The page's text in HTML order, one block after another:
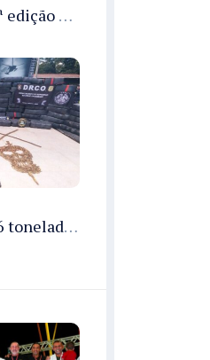
Sejusc participa da 5ª edição do Caminhos Literários com foco na cultura hip-hop nas unidades socioeducativas
PMAM apreende 16,6 toneladas de entorpecentes e registra aumento nas prisões em flagrante e nas capturas de foragidos no primeiro semestre de 2026